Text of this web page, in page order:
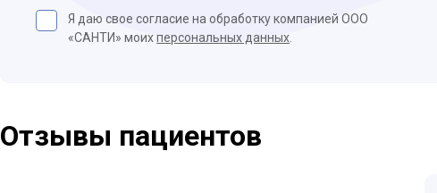
Я даю свое согласие на обработку компанией ООО
«САНТИ» моихперсональных данных
Отзывы пациентов